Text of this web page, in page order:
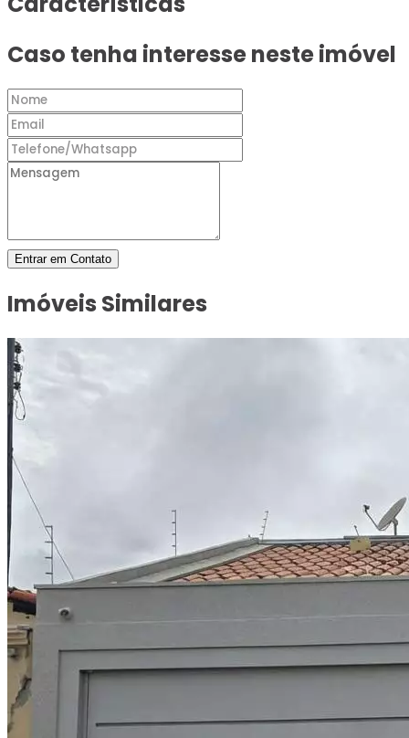
Caso tenha interesse neste imóvel
Entrar em Contato
Imóveis Similares